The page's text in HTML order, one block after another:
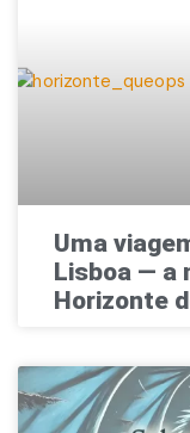
Uma
Lisboa — a
Horizonte